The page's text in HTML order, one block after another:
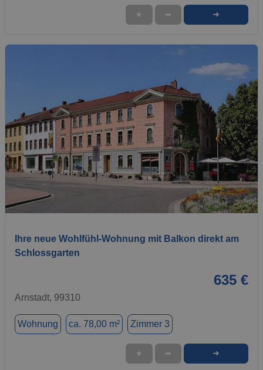
★ ➦ ➜
1 / 9
Ihre neue Wohlfühl-Wohnung mit Balkon direkt am
Schlossgarten
635 €
Arnstadt, 99310
Wohnung ca. 78,00 m² Zimmer 3
★ ➦ ➜